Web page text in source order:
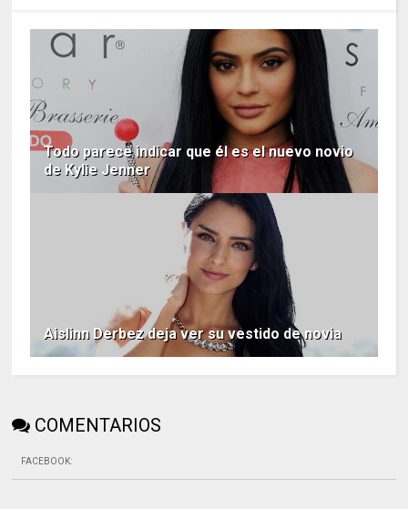
Todo parece indicar que él es el nuevo novio
de Kylie Jenner
Aislinn Derbez deja ver su vestido de novia
COMENTARIOS
FACEBOOK: